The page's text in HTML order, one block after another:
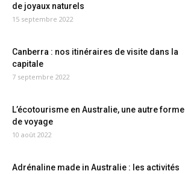
de joyaux naturels
15 septembre 2022
Canberra : nos itinéraires de visite dans la
capitale
7 septembre 2022
L’écotourisme en Australie, une autre forme
de voyage
10 août 2022
Adrénaline made in Australie : les activités